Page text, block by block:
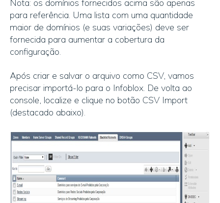
Nota: os domínios fornecidos acima são apenas
para referência. Uma lista com uma quantidade
maior de domínios (e suas variações) deve ser
fornecida para aumentar a cobertura da
configuração.
Após criar e salvar o arquivo como CSV, vamos
precisar importá-lo para o Infoblox. De volta ao
console, localize e clique no botão CSV Import
(destacado abaixo).